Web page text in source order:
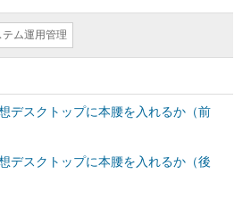
テム運用管理
デスクトップに本腰を入れるか（前
デスクトップに本腰を入れるか（後